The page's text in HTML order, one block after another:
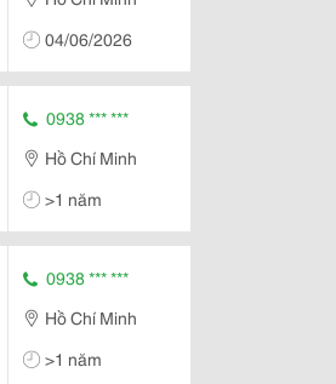
04/06/2026
0938 *** ***
Hồ Chí Minh
>1 năm
0938 *** ***
Hồ Chí Minh
>1 năm